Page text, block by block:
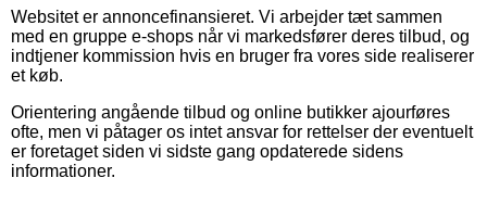
Websitet er annoncefinansieret. Vi arbejder tæt sammen
med en gruppe e-shops når vi markedsfører deres tilbud, og
indtjener kommission hvis en bruger fra vores side realiserer
et køb.
Orientering angående tilbud og online butikker ajourføres
ofte, men vi påtager os intet ansvar for rettelser der eventuelt
er foretaget siden vi sidste gang opdaterede sidens
informationer.